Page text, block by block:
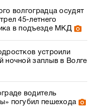
волгоградца осудят
45-летнего
в подъезде МКД
устроили
ночной заплыв в Волге
водитель
погубил пешехода